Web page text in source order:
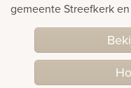
gemeente Streefkerk